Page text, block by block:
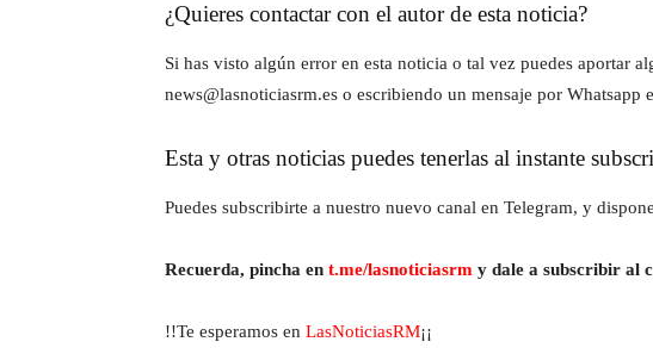
¿Quieres contactar con el autor de esta noticia?
Si has visto algún error en esta noticia o tal vez puedes aportar
news@lasnoticiasrm.es o escribiendo un mensaje por
Esta y otras noticias puedes tenerlas al instante
Puedes subscribirte a nuestro nuevo canal en Telegram, y
Recuerda, pincha en t.me/lasnoticiasrm y dale a subscribir al
!!Te esperamos en LasNoticiasRM¡¡